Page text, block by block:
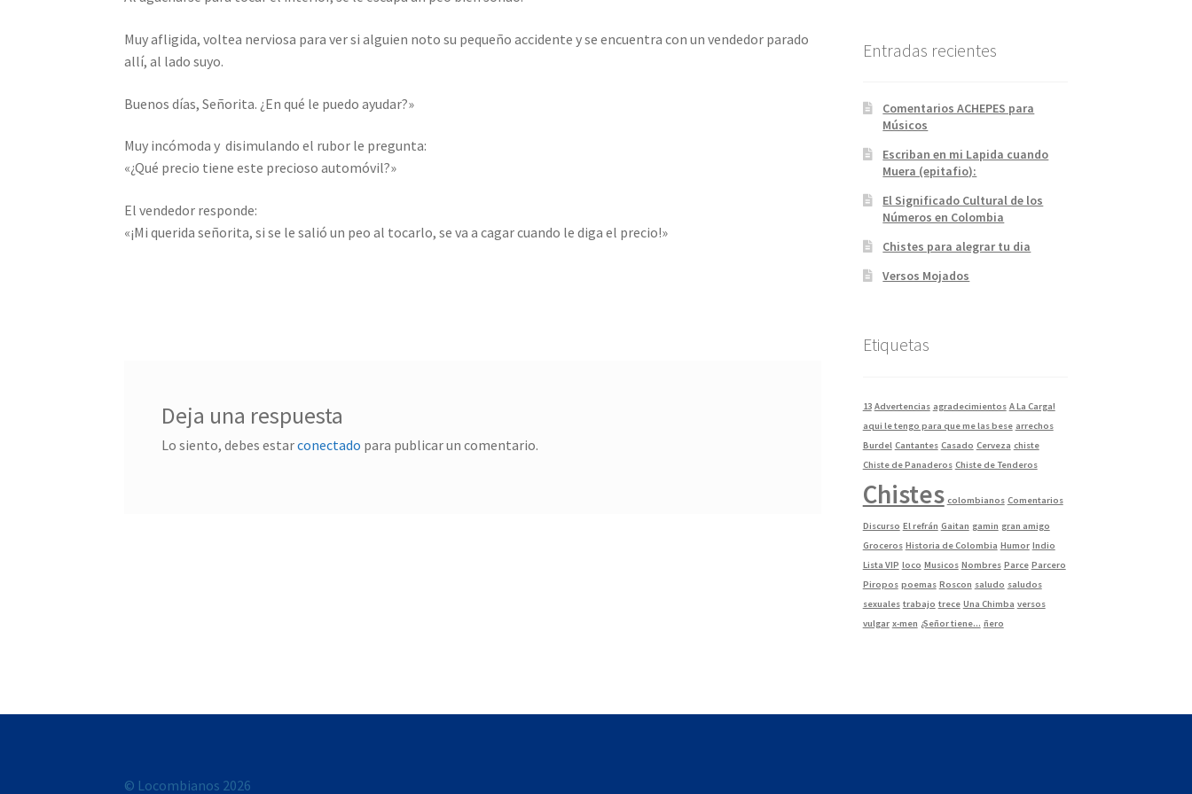
Muy afligida, voltea nerviosa para ver si alguien noto su pequeño accidente y se encuentra con un vendedor parado
allí, al lado suyo.
Buenos días, Señorita. ¿En qué le puedo ayudar?»
Muy incómoda y disimulando el rubor le pregunta:
«¿Qué precio tiene este precioso automóvil?»
El vendedor responde:
«¡Mi querida señorita, si se le salió un peo al tocarlo, se va a cagar cuando le diga el precio!»
Deja una respuesta
Lo siento, debes estarconectado para publicar un comentario.
Entradas recientes
Comentarios ACHEPES para
Músicos
Escriban en mi Lapida cuando
Muera (epitafio):
El Significado Cultural de los
Números en Colombia
Chistes para alegrar tu dia
Versos Mojados
Etiquetas
13 Advertencias agradecimientos A La Carga!
aqui le tengo para que me las bese arrechos
Burdel Cantantes Casado Cerveza chiste
Chiste de Panaderos Chiste de Tenderos
Chistes colombianos Comentarios
Discurso El refrán Gaitan gamin gran amigo
Groceros Historia de Colombia Humor Indio
Lista VIP loco Musicos Nombres Parce Parcero
Piropos poemas Roscon saludo saludos
sexuales trabajo trece Una Chimba versos
vulgar x-men ¿Señor tiene... ñero
© Locombianos 2026